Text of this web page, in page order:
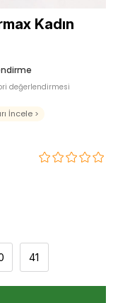
Kadın
değerlendirmesi
İncele >
41